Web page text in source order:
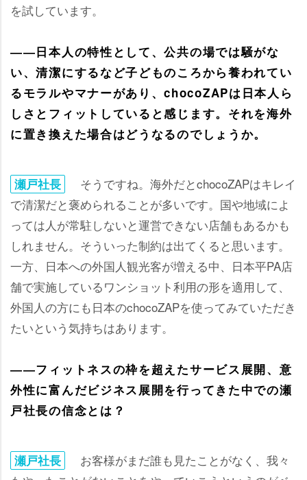
を試しています。
――日本人の特性として、公共の場では騒がな
い、清潔にするなど子どものころから養われてい
るモラルやマナーがあり、chocoZAPは日本人ら
しさとフィットしていると感じます。それを海外
に置き換えた場合はどうなるのでしょうか。
瀬戸社長
そうですね。海外だとchocoZAPはキレイ
で清潔だと褒められることが多いです。国や地域によ
っては人が常駐しないと運営できない店舗もあるかも
しれません。そういった制約は出てくると思います。
一方、日本への外国人観光客が増える中、日本平PA店
舗で実施しているワンショット利用の形を適用して、
外国人の方にも日本のchocoZAPを使ってみていただき
たいという気持ちはあります。
――フィットネスの枠を超えたサービス展開、意
外性に富んだビジネス展開を行ってきた中での瀬
戸社長の信念とは？
瀬戸社長
お客様がまだ誰も見たことがなく、我々